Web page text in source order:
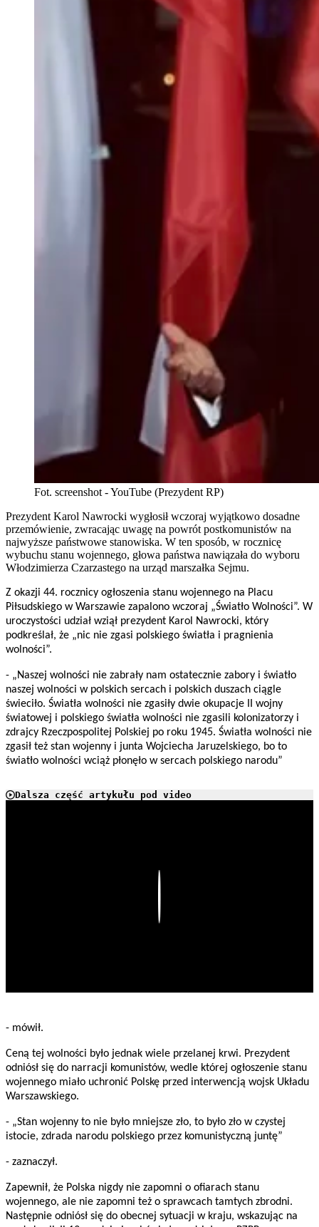
Fot. screenshot - YouTube (Prezydent RP)
Prezydent Karol Nawrocki wygłosił wczoraj wyjątkowo dosadne
przemówienie, zwracając uwagę na powrót postkomunistów na
najwyższe państwowe stanowiska. W ten sposób, w rocznicę
wybuchu stanu wojennego, głowa państwa nawiązała do wyboru
Włodzimierza Czarzastego na urząd marszałka Sejmu.
Z okazji 44. rocznicy ogłoszenia stanu wojennego na Placu
Piłsudskiego w Warszawie zapalono wczoraj „Światło Wolności”. W
uroczystości udział wziął prezydent Karol Nawrocki, który
podkreślał, że „nic nie zgasi polskiego światła i pragnienia
wolności”.
- „Naszej wolności nie zabrały nam ostatecznie zabory i światło
naszej wolności w polskich sercach i polskich duszach ciągle
świeciło. Światła wolności nie zgasiły dwie okupacje II wojny
światowej i polskiego światła wolności nie zgasili kolonizatorzy i
zdrajcy Rzeczpospolitej Polskiej po roku 1945. Światła wolności nie
zgasił też stan wojenny i junta Wojciecha Jaruzelskiego, bo to
światło wolności wciąż płonęło w sercach polskiego narodu”
Dalsza część artykułu pod video
- mówił.
Ceną tej wolności było jednak wiele przelanej krwi. Prezydent
odniósł się do narracji komunistów, wedle której ogłoszenie stanu
wojennego miało uchronić Polskę przed interwencją wojsk Układu
Warszawskiego.
- „Stan wojenny to nie było mniejsze zło, to było zło w czystej
istocie, zdrada narodu polskiego przez komunistyczną juntę”
- zaznaczył.
Zapewnił, że Polska nigdy nie zapomni o ofiarach stanu
wojennego, ale nie zapomni też o sprawcach tamtych zbrodni.
Następnie odniósł się do obecnej sytuacji w kraju, wskazując na